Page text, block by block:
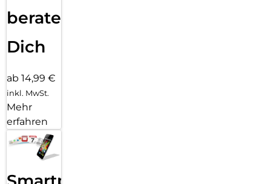
beraten
Dich
ab 14,99 €
inkl. MwSt.
Mehr
erfahren